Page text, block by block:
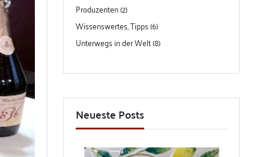
Produzenten (2)
Wissenswertes, Tipps (6)
Unterwegs in der Welt (8)
Neueste Posts